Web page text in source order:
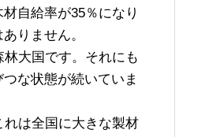
自給率が35％になり
りません。
大国です。それにも
な状態が続いていま
は全国に大きな製材